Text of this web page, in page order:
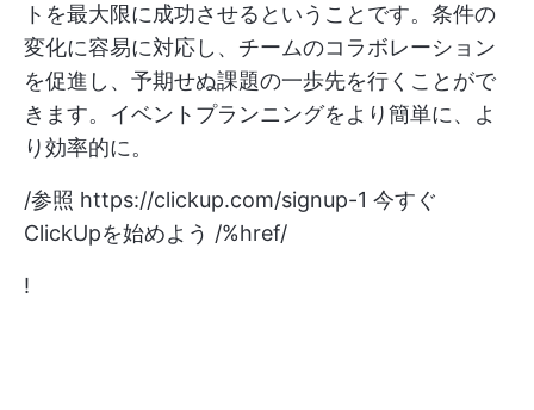
トを最大限に成功させるということです。条件の
変化に容易に対応し、チームのコラボレーション
を促進し、予期せぬ課題の一歩先を行くことがで
きます。イベントプランニングをより簡単に、よ
り効率的に。
/参照 https://clickup.com/signup-1 今すぐ
ClickUpを始めよう /%href/
!